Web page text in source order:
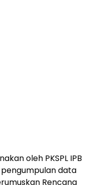
oleh PKSPL IPB
data
Rencana